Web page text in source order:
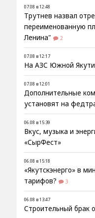
07.08 в 12:48
Трутнев назвал
переименованную
Ленина"
2
07.08 в 12:17
На АЗС Южной
07.08 в 12:01
Дополнительные
установят на
06.08 в 15:39
Вкус, музыка и
«СырФест»
06.08 в 15:18
«Якутскэнерго» в
тарифов?
3
06.08 в 13:47
Строительный брак